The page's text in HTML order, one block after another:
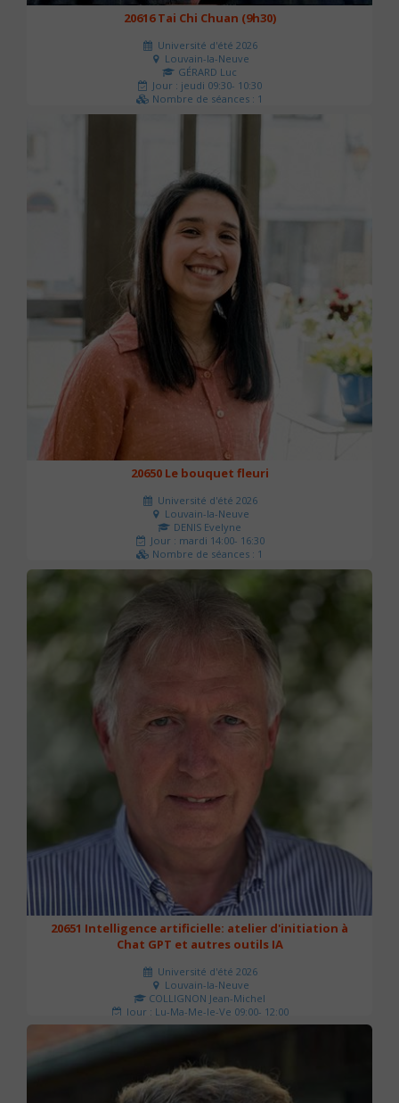
20616 Tai Chi Chuan (9h30)
Université d'été 2026
Louvain-la-Neuve
GÉRARD Luc
Jour : jeudi 09:30- 10:30
Nombre de séances : 1
20650 Le bouquet fleuri
Université d'été 2026
Louvain-la-Neuve
DENIS Evelyne
Jour : mardi 14:00- 16:30
Nombre de séances : 1
60 €
20651 Intelligence artificielle: atelier d'initiation à
Chat GPT et autres outils IA
Université d'été 2026
Louvain-la-Neuve
COLLIGNON Jean-Michel
Jour : Lu-Ma-Me-Je-Ve 09:00- 12:00
Nombre de séances : 2